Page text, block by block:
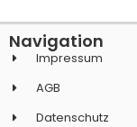
Navigation
Impressum
AGB
Datenschutz